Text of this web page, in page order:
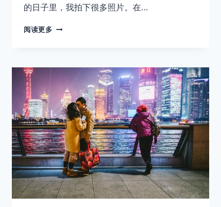
的日子里，我拍下很多照片。在…
阅读更多
多
说，
这
里
才
是
他
们
的
深
夜